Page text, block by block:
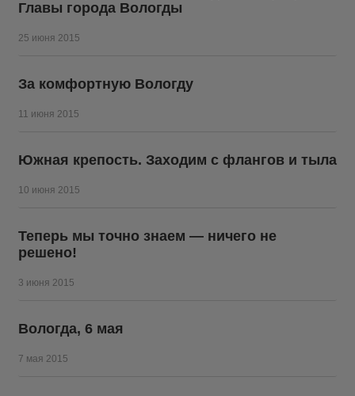
Главы города Вологды
25 июня 2015
За комфортную Вологду
11 июня 2015
Южная крепость. Заходим с флангов и тыла
10 июня 2015
Теперь мы точно знаем — ничего не
решено!
3 июня 2015
Вологда, 6 мая
7 мая 2015